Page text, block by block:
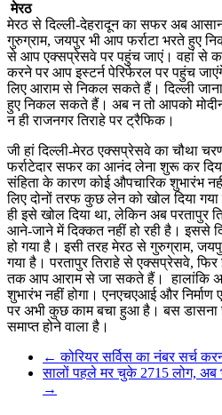
मेरठ
मेरठ से दिल्ली-देहरादून का सफर अब
गुरुग्राम, जयपुर भी आप फर्राटा भरते हुए
से आप एक्सप्रेसवे पर पहुंच जाएं। वहां से
करने पर आप इस्टर्न पेरिफेरल पर पहुंच
लिए आराम से निकल सकते हैं। दिल्ली
हुए निकल सकते हैं। अब न तो आपको
न ही राजनगर तिराहे पर ट्रैफिक।
जी हां दिल्ली-मेरठ एक्सप्रेसवे का चौथा
फर्राटेदार सफर का आनंद लेना शुरू कर
संहिता के कारण कोई औपचारिक शुभारंभ
लिए दोनों तरफ कुछ लेन को खोल दिया
ही इसे खोल दिया था, लेकिन अब परतापुर
आने-जाने में दिक्कत नहीं हो रही है। इससे
हो गया है। इसी तरह मेरठ से गुरुग्राम,
गया है। परतापुर तिराहे से एक्सप्रेसवे,
तक आप आराम से जा सकते हैं। हालांकि
शुभारंभ नहीं होगा। एनएचएआई और
पर अभी कुछ काम बचा हुआ है। बस डासना
समाप्त होने वाला है।
← कोरियर सर्विस का नंबर सर्च
सालों पहले मर चुके 2715 लोग, अब
→